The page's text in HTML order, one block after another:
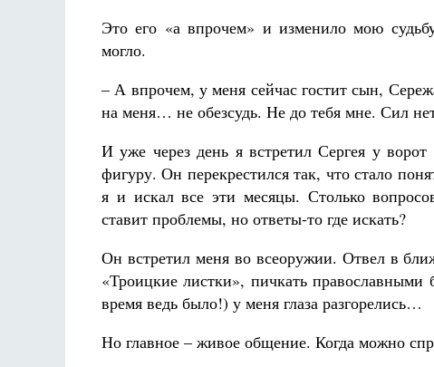
Это его «а впрочем» и изменило мою
могло.
– А впрочем, у меня сейчас гостит сын,
на меня… не обезсудь. Не до тебя мне. Сил
И уже через день я встретил Сергея у
фигуру. Он перекрестился так, что стало
я и искал все эти месяцы. Столько
ставит проблемы, но ответы-то где искать?
Он встретил меня во всеоружии. Отвел в
«Троицкие листки», пичкать православными
время ведь было!) у меня глаза разгорелись…
Но главное – живое общение. Когда можно